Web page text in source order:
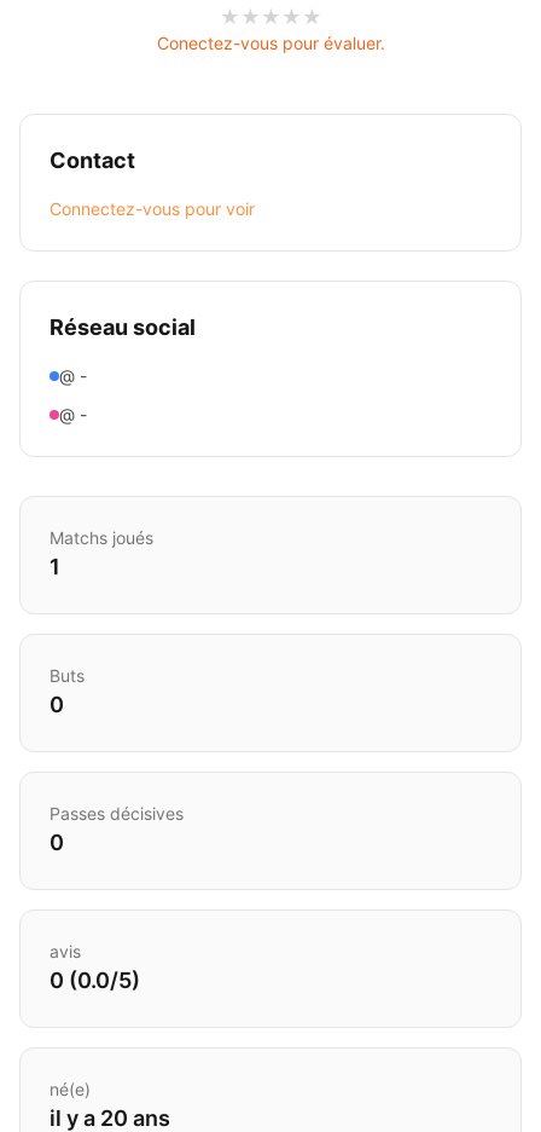
★ ★ ★ ★ ★
Conectez-vous pour évaluer.
Contact
Connectez-vous pour voir
Réseau social
@ -
@ -
Matchs joués
1
Buts
0
Passes décisives
0
avis
0 (0.0/5)
né(e)
il y a 20 ans